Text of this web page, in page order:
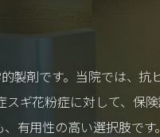
製剤です。当院では、抗
ギ花粉症に対して、保
有用性の高い選択肢です。